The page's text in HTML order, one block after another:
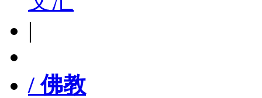
|
/ 佛教